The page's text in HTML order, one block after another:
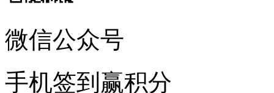
微信公众号
手机签到赢积分